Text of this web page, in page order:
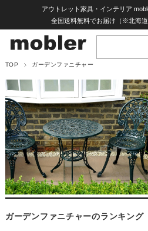
アウトレット家具・インテリア
全国送料無料でお届け（※北海道
TOP ガーデンファニチャー
ガーデンファニチャーのランキング